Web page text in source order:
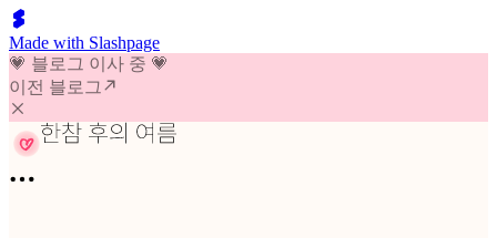
Made with Slashpage
💗 블로그 이사 중 💗
이전 블로그